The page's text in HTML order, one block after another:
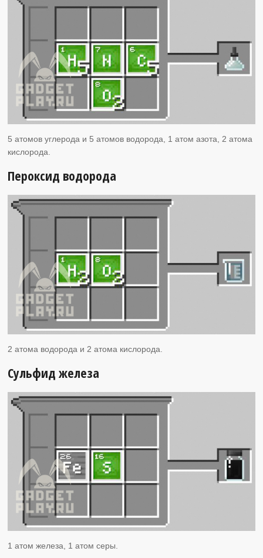
5 атомов углерода и 5 атомов водорода, 1 атом азота, 2 атома
кислорода.
Пероксид водорода
2 атома водорода и 2 атома кислорода.
Сульфид железа
1 атом железа, 1 атом серы.